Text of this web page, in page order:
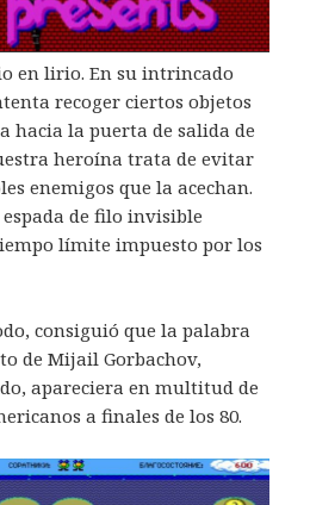
en lirio. En su intrincado
recoger ciertos objetos
hacia la puerta de salida de
heroína trata de evitar
enemigos que la acechan.
espada de filo invisible
límite impuesto por los
consiguió que la palabra
de Mijail Gorbachov,
apareciera en multitud de
a finales de los 80.